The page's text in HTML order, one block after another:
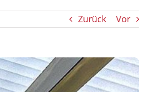
Zurück Vor